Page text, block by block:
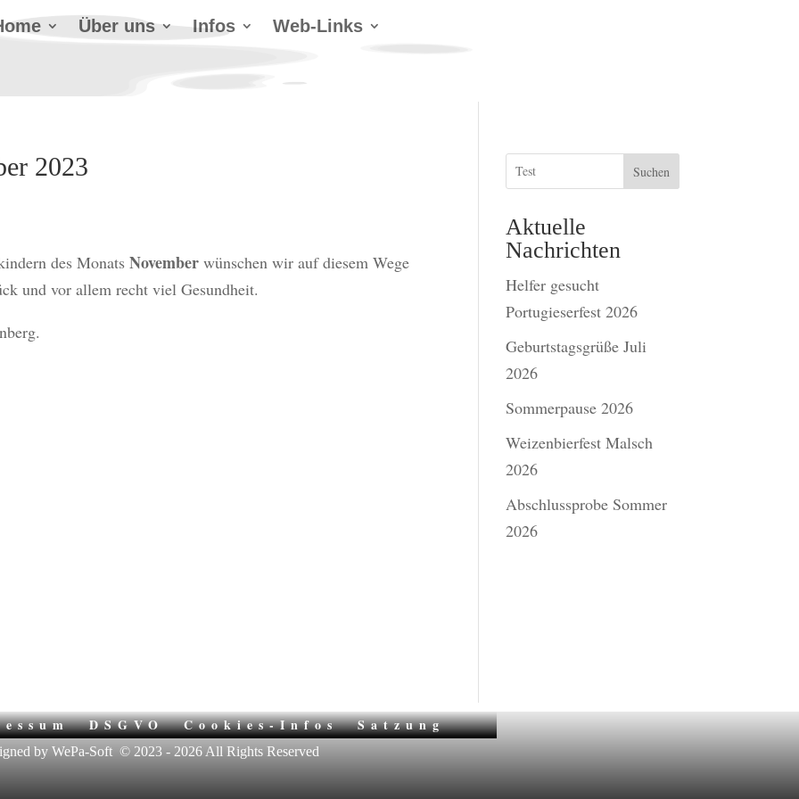
Über uns Infos Web-Links
2023
des Monats November wünschen wir auf diesem Wege
und vor allem recht viel Gesundheit.
Suchen
Aktuelle
Nachrichten
Helfer gesucht
Portugieserfest 2026
Geburtstagsgrüße Juli
2026
Sommerpause 2026
Weizenbierfest Malsch
2026
Abschlussprobe Sommer
2026
DSGVO Cookies-Infos Satzung
by WePa-Soft © 2023 - 2026 All Rights Reserved